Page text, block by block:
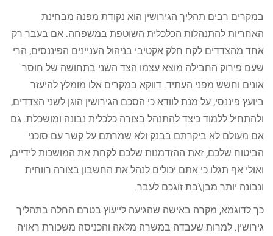
במקרים רבים תהליך הגירושין הוא נקודת מפנה מבחינת
האחריות להתנהלות הכלכלית השוטפת במשפחה. אם בעבר רק
אחד מהצדדים לקח חלק אקטיבי בניהול העניינים הפיננסים, הרי
שעם פירוק החבילה מוצא עצמו הצד השני בתחושה של חוסר
אונים וחשש מפני העתיד. דווקא במקרים אלו מומלץ להיעזר
ביועץ פיננסי, על מנת לוודא כי הסכם הגירושין הוגן לשני הצדדים,
ולהתחיל ללמוד כיצד להתנהל בצורה כלכלית נבונה ומושכלת. גם
אם מעולם לא ביקרתם בבנק ולא שמרתם על קשר עם סוכני
הביטוח שלכם, זאת ההזדמנות שלכם לקחת את המושכות לידיים,
ואולי אף תגלו כי אתם יכולים לנהל את החשבון בצורה רווחית
ונבונה יותר מבן\בת זוגכם לעבר.
כך לדוגמא, מקרה באישה שהגיעה לייעוץ בטרם החלה בתהליך
גירושין. למרות שעבדה במשרה מלאה והכניסה משכורת ראויה